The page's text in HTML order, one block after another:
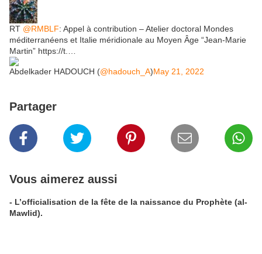
RT @RMBLF: Appel à contribution – Atelier doctoral Mondes
méditerranéens et Italie méridionale au Moyen Âge “Jean-Marie
Martin” https://t.…
Abdelkader HADOUCH (@hadouch_A)May 21, 2022
Partager
Vous aimerez aussi
- L’officialisation de la fête de la naissance du Prophète (al-
Mawlid).